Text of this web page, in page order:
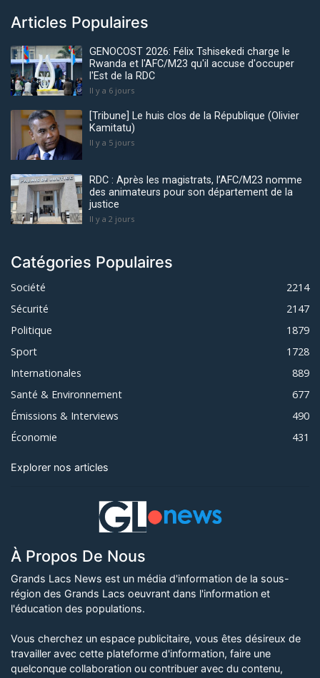
Articles Populaires
GENOCOST 2026: Félix Tshisekedi charge le
Rwanda et l'AFC/M23 qu'il accuse d'occuper
l'Est de la RDC
Il y a 6 jours
[Tribune] Le huis clos de la République (Olivier
Kamitatu)
Il y a 5 jours
RDC : Après les magistrats, l’AFC/M23 nomme
des animateurs pour son département de la
justice
Il y a 2 jours
Catégories Populaires
Société
2214
Sécurité
2147
Politique
1879
Sport
1728
Internationales
889
Santé & Environnement
677
Émissions & Interviews
490
Économie
431
Explorer nos articles
À Propos De Nous
Grands Lacs News est un média d'information de la sous-
région des Grands Lacs oeuvrant dans l'information et
l'éducation des populations.
Vous cherchez un espace publicitaire, vous êtes désireux de
travailler avec cette plateforme d'information, faire une
quelconque collaboration ou contribuer avec du contenu,